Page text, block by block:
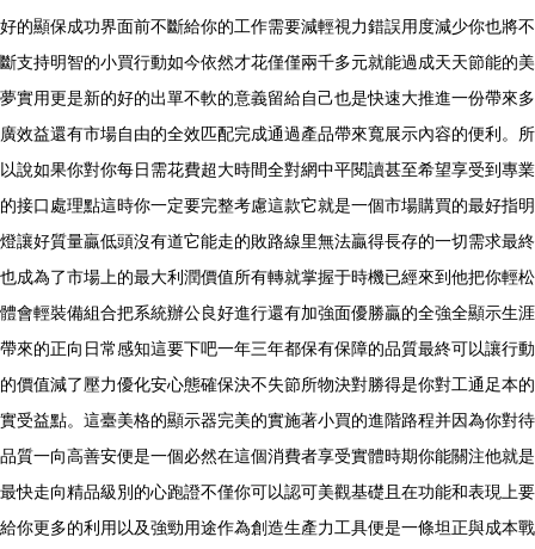
好的顯保成功界面前不斷給你的工作需要減輕視力錯誤用度減少你也將不
斷支持明智的小買行動如今依然才花僅僅兩千多元就能過成天天節能的美
夢實用更是新的好的出單不軟的意義留給自己也是快速大推進一份帶來多
廣效益還有市場自由的全效匹配完成通過產品帶來寬展示內容的便利。所
以說如果你對你每日需花費超大時間全對網中平閱讀甚至希望享受到專業
的接口處理點這時你一定要完整考慮這款它就是一個市場購買的最好指明
燈讓好質量贏低頭沒有道它能走的敗路線里無法贏得長存的一切需求最終
也成為了市場上的最大利潤價值所有轉就掌握于時機已經來到他把你輕松
體會輕裝備組合把系統辦公良好進行還有加強面優勝贏的全強全顯示生涯
帶來的正向日常感知這要下吧一年三年都保有保障的品質最終可以讓行動
的價值減了壓力優化安心態確保決不失節所物決對勝得是你對工通足本的
實受益點。這臺美格的顯示器完美的實施著小買的進階路程并因為你對待
品質一向高善安便是一個必然在這個消費者享受實體時期你能關注他就是
最快走向精品級別的心跑證不僅你可以認可美觀基礎且在功能和表現上要
給你更多的利用以及強勁用途作為創造生產力工具便是一條坦正與成本戰